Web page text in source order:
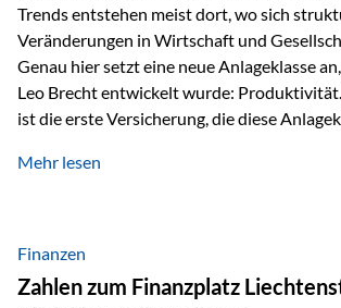
Trends entstehen meist dort, wo sich
Veränderungen in Wirtschaft und
Genau hier setzt eine neue Anlageklasse
Leo Brecht entwickelt wurde:
ist die erste Versicherung, die diese
Vorreiter. Warum auf das Thema
Wirtschaftswachstum, verändern die
Investoren. Produktivität adressiert genau
Herausforderungen, da wirtschaftliches
Mehr lesen
Finanzen
Zahlen zum Finanzplatz